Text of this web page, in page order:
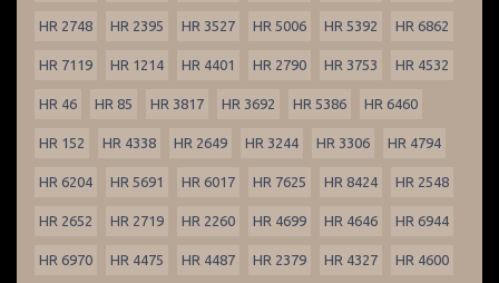
HR 2748 HR 2395 HR 3527 HR 5006 HR 5392 HR 6862
HR 7119 HR 1214 HR 4401 HR 2790 HR 3753 HR 4532
HR 46 HR 85 HR 3817 HR 3692 HR 5386 HR 6460
HR 152 HR 4338 HR 2649 HR 3244 HR 3306 HR 4794
HR 6204 HR 5691 HR 6017 HR 7625 HR 8424 HR 2548
HR 2652 HR 2719 HR 2260 HR 4699 HR 4646 HR 6944
HR 6970 HR 4475 HR 4487 HR 2379 HR 4327 HR 4600